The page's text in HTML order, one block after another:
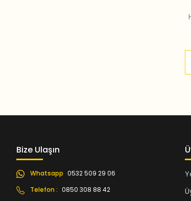
Bize Ulaşın
Whatsapp 0532 509 29 06
Telefon : 0850 308 88 42